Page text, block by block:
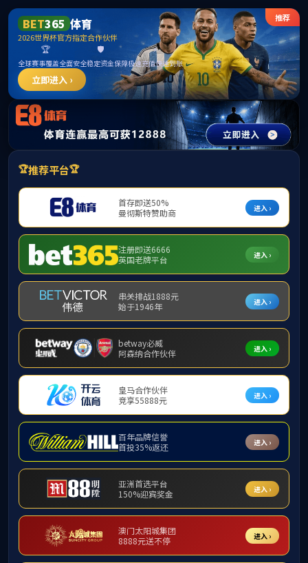
ylzz线路检测-首页
首页 学院概况 师资力量
师资力量
基础数学系
讲师